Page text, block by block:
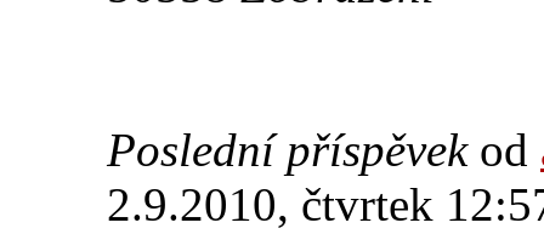
Poslední příspěvek od
2.9.2010, čtvrtek